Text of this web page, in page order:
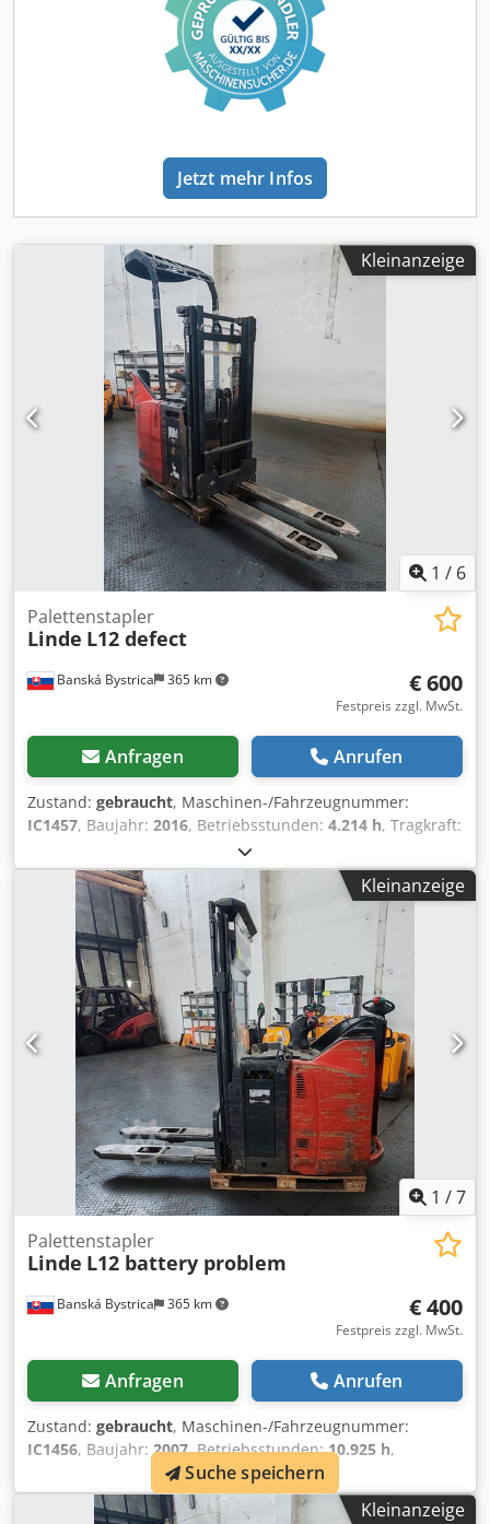
Jetzt mehr Infos
Kleinanzeige
1 / 6
Banská Bystrica 365 km
Palettenstapler
Linde L12 defect
€ 600
Festpreis zzgl. MwSt.
Anfragen Anrufen
Zustand: gebraucht, Maschinen-/Fahrzeugnummer:
IC1457, Baujahr: 2016, Betriebsstunden: 4.214 h, Tragkraft:
2.510 mm, Kraftstofftyp:
Masttyp:Duplex, 5246413 Seriennummer: W4X133G00972
Dcodpfx Aoztid Aegmok Fehler: T380, T390, L400, L410
Nicht heben, nicht fahren, Batterie defekt.
Kleinanzeige
1 /7
Banská Bystrica 365 km
Palettenstapler
Linde L12 battery problem
€ 400
Festpreis zzgl. MwSt.
Anfragen Anrufen
Zustand: gebraucht, Maschinen-/Fahrzeugnummer:
IC1456, Baujahr:2007, Betriebsstunden:10.925 h,
, Kraftstofftyp:elektrisch
Simplex, 5246412 Seriennummer: W4x133U00993
Dsdpjztidvjfx Agmsck
Kleinanzeige
Suche speichern